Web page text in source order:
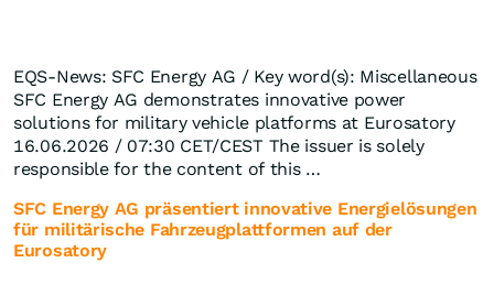
EQS-News: SFC Energy AG / Key word(s): Miscellaneous
SFC Energy AG demonstrates innovative power
solutions for military vehicle platforms at Eurosatory
16.06.2026 / 07:30 CET/CEST The issuer is solely
responsible for the content of this …
SFC Energy AG präsentiert innovative Energielösungen
für militärische Fahrzeugplattformen auf der
Eurosatory